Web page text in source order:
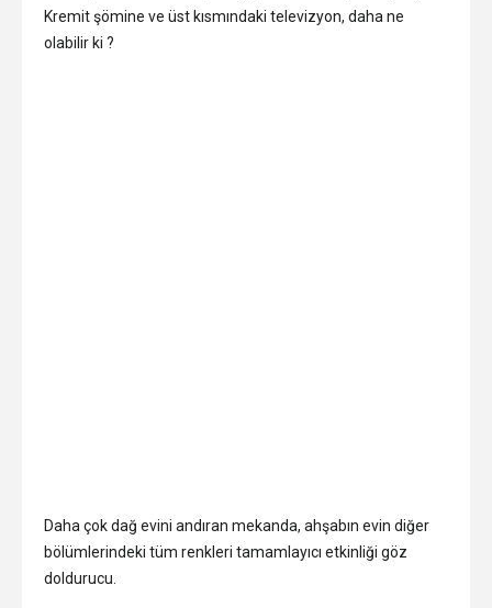
Kremit şömine ve üst kısmındaki televizyon, daha ne
olabilir ki ?
Daha çok dağ evini andıran mekanda, ahşabın evin diğer
bölümlerindeki tüm renkleri tamamlayıcı etkinliği göz
doldurucu.